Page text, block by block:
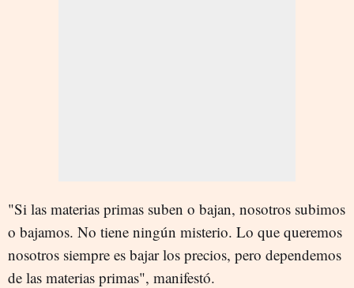
"Si las materias primas suben o bajan, nosotros subimos
o bajamos. No tiene ningún misterio. Lo que queremos
nosotros siempre es bajar los precios, pero dependemos
de las materias primas", manifestó.